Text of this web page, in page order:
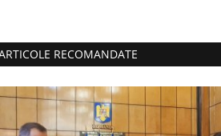
RECOMANDATE